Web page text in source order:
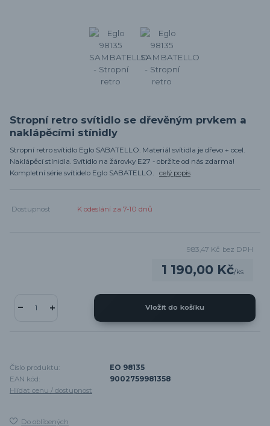
Stropní retro svítidlo se dřevěným prvkem a
naklápěcími stínidly
Stropní retro svítidlo Eglo SABATELLO. Materiál svítidla je dřevo + ocel.
Naklápěcí stínidla. Svítidlo na žárovky E27 - obržíte od nás zdarma!
Kompletní série svítidelo Eglo SABATELLO. celý popis
Dostupnost K odeslání za 7-10 dnů
1 190,00 Kč/ks
983,47 Kč bez DPH
Vložit do košíku
Číslo produktu:
EO 98135
EAN kód:
9002759981358
Hlídat cenu / dostupnost
Do oblíbených